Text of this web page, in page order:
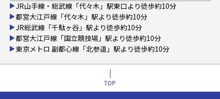
JR山手線・総武線「代々木」駅東口より徒歩約10分
都営大江戸線「代々木」駅より徒歩約10分
JR総武線「千駄ヶ谷」駅より徒歩約10分
都営大江戸線「国立競技場」駅より徒歩約10分
東京メトロ 副都心線「北参道」駅より徒歩約10分
TOP